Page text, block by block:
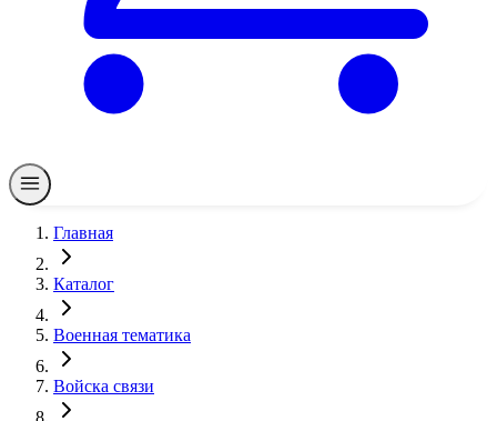
Главная
Каталог
Военная тематика
Войска связи